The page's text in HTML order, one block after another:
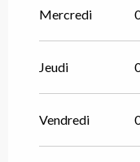
Mercredi
Jeudi
Vendredi